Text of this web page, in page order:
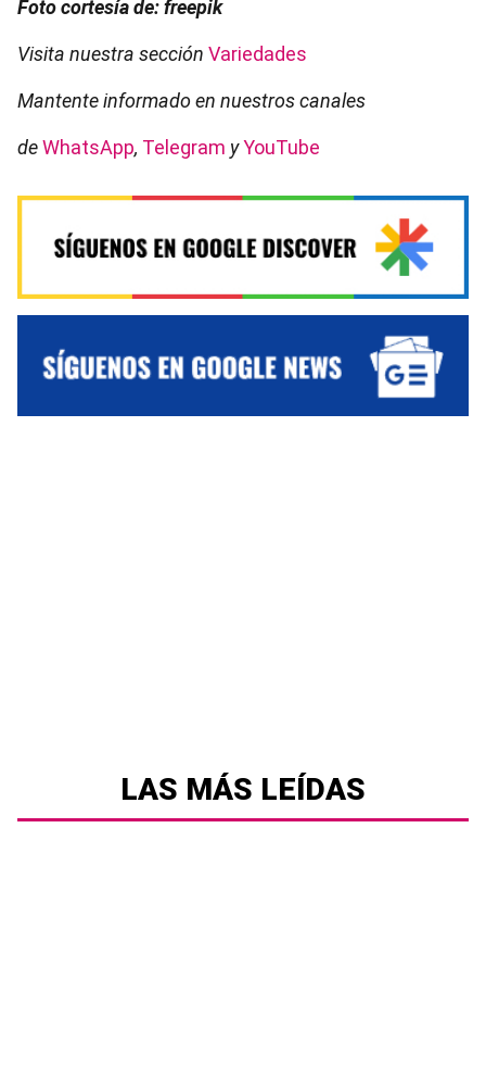
Foto cortesía de: freepik
Visita nuestra sección Variedades
Mantente informado en nuestros canales
deWhatsApp, Telegram yYouTube
LAS MÁS LEÍDAS